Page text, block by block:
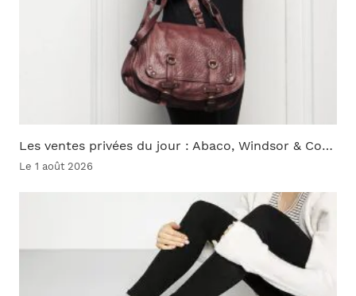
Les ventes privées du jour : Abaco, Windsor & Co…
Le 1 août 2026